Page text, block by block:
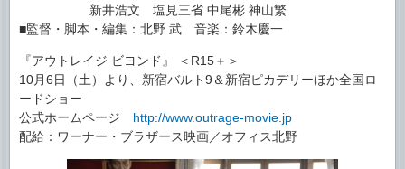
新井浩文 塩見三省 中尾彬 神山繁
■監督・脚本・編集：北野 武 音楽：鈴木慶一
『アウトレイジ ビヨンド』 ＜R15＋＞
10月6日（土）より、新宿バルト9＆新宿ピカデリーほか全国ロ
ードショー
公式ホームページ http://www.outrage-movie.jp
配給：ワーナー・ブラザース映画／オフィス北野